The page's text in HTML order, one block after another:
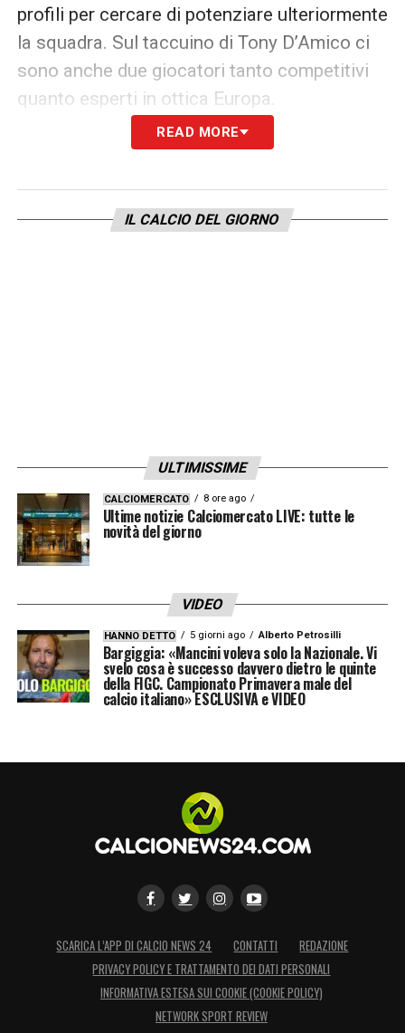
profili per cercare di potenziare ulteriormente
la squadra. Sul taccuino di Tony D’Amico ci
sono anche due giocatori tanto competitivi
quanto esperti in ottica Europa.
Secondo quanto raccolto daCalcioNews24
terzino del Toro Singo (entrambi giocatori del
READ MORE
IL CALCIO DEL GIORNO
ULTIMISSIME
CALCIOMERCATO 8 ore ago
Ultime notizie Calciomercato LIVE: tutte le
novità del giorno
VIDEO
HANNO DETTO 5 giorni ago Alberto Petrosilli
Bargiggia: «Mancini voleva solo la Nazionale. Vi
svelo cosa è successo davvero dietro le quinte
della FIGC. Campionato Primavera male del
calcio italiano» ESCLUSIVA e VIDEO
SCARICA L’APP DI CALCIO NEWS 24 CONTATTI
REDAZIONE
PRIVACY POLICY E TRATTAMENTO DEI DATI PERSONALI
INFORMATIVA ESTESA SUI COOKIE (COOKIE POLICY)
NETWORK SPORT REVIEW